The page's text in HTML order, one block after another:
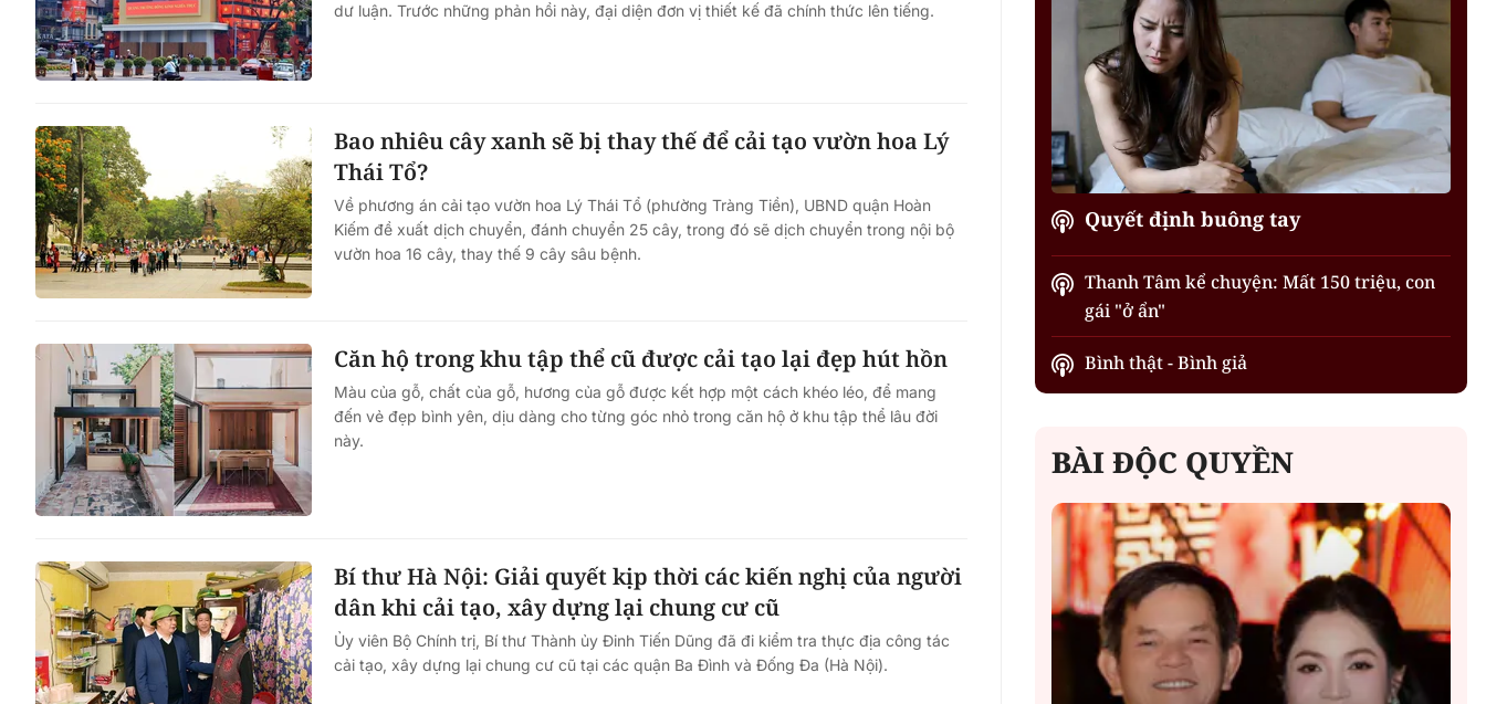
dư luận. Trước những phản hồi này, đại diện đơn vị thiết kế đã chính thức lên tiếng.
Bao nhiêu cây xanh sẽ bị thay thế để cải tạo vườn hoa Lý
Thái Tổ?
Về phương án cải tạo vườn hoa Lý Thái Tổ (phường Tràng Tiền), UBND quận Hoàn
Kiếm đề xuất dịch chuyển, đánh chuyển 25 cây, trong đó sẽ dịch chuyển trong nội bộ
vườn hoa 16 cây, thay thế 9 cây sâu bệnh.
Căn hộ trong khu tập thể cũ được cải tạo lại đẹp hút hồn
Màu của gỗ, chất của gỗ, hương của gỗ được kết hợp một cách khéo léo, để mang
đến vẻ đẹp bình yên, dịu dàng cho từng góc nhỏ trong căn hộ ở khu tập thể lâu đời
này.
Bí thư Hà Nội: Giải quyết kịp thời các kiến nghị của người
dân khi cải tạo, xây dựng lại chung cư cũ
Ủy viên Bộ Chính trị, Bí thư Thành ủy Đinh Tiến Dũng đã đi kiểm tra thực địa công tác
cải tạo, xây dựng lại chung cư cũ tại các quận Ba Đình và Đống Đa (Hà Nội).
Quyết định buông tay
Thanh Tâm kể chuyện: Mất 150 triệu, con
gái "ở ẩn"
Bình thật - Bình giả
BÀI ĐỘC QUYỀN